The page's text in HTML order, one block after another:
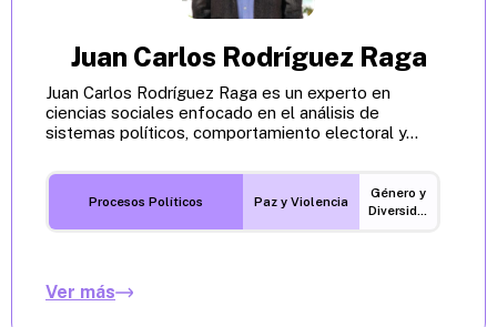
Juan Carlos Rodríguez Raga
Juan Carlos Rodríguez Raga es un experto en
ciencias sociales enfocado en el análisis de
sistemas políticos, comportamiento electoral y...
Procesos Políticos Paz y Violencia
Género y
Diversidades
Ver más